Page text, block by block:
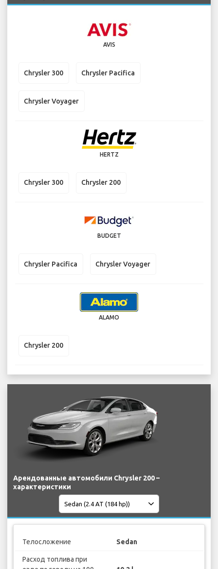
AVIS
Chrysler 300 Chrysler Pacifica
Chrysler Voyager
HERTZ
Chrysler 300 Chrysler 200
BUDGET
Chrysler Pacifica Chrysler Voyager
ALAMO
Chrysler 200
Арендованные автомобили Chrysler 200 –
характеристики
Телосложение Sedan
Расход топлива при